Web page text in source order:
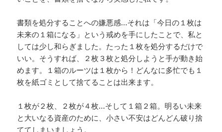
書類を処分することへの嫌悪感…それは「今日の１枚は
未来の１箱になる」という戒めを手にしたことで、私と
しては少し和らぎました。たった１枚を処分するだけで
いい。そうすれば、２枚３枚と処分しようと手が動き始
めます。１箱のルーツは１枚から！どんなに多忙でも１
枚を紙ゴミとして捨てることは出来ます。
１枚が２枚、２枚が４枚…そして１箱２箱。明るい未来
と大いなる資産のために、小さい不安はどんどん破り捨
ててしまいましょう。